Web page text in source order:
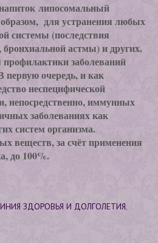
липосомальный
для устранения любых
системы (последствия
бронхиальной астмы) и других.
заболеваний
очередь, и как
неспецифической
непосредственно, иммунных
заболеваниях как
систем организма.
веществ, за счёт применения
до 100%.
ЗДОРОВЬЯ И ДОЛГОЛЕТИЯ,